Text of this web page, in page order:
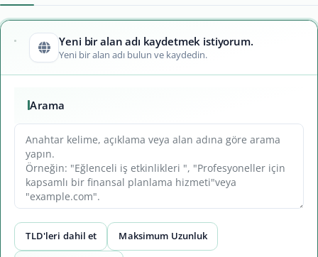
Yeni bir alan adı kaydetmek istiyorum.
Yeni bir alan adı bulun ve kaydedin.
Arama
TLD'leri dahil et Maksimum Uzunluk